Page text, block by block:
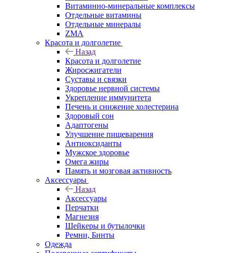
Витаминно-минеральные комплексы
Отдельные витамины
Отдельные минералы
ZMA
Красота и долголетие
Назад
Красота и долголетие
Жиросжигатели
Суставы и связки
Здоровье нервной системы
Укрепление иммунитета
Печень и снижение холестерина
Здоровый сон
Адаптогены
Улучшение пищеварения
Антиоксиданты
Мужское здоровье
Омега жиры
Память и мозговая активность
Аксессуары
Назад
Аксессуары
Перчатки
Магнезия
Шейкеры и бутылочки
Ремни, Бинты
Одежда